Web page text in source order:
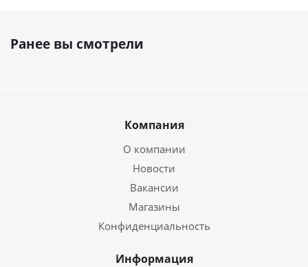
Ранее вы смотрели
Компания
О компании
Новости
Вакансии
Магазины
Конфиденциальность
Информация